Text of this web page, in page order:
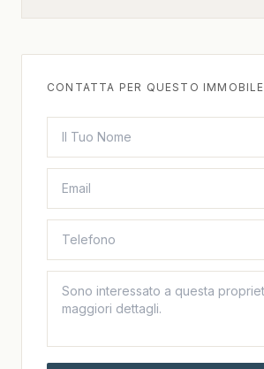
CONTATTA PER QUESTO IMMOBILE